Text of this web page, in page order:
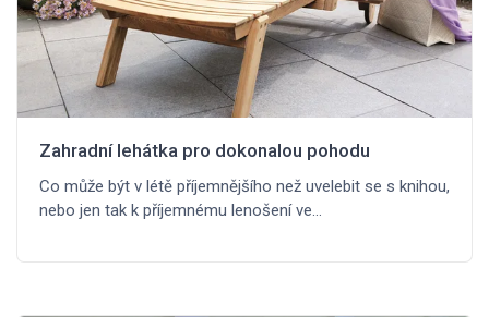
Zahradní lehátka pro dokonalou pohodu
Co může být v létě příjemnějšího než uvelebit se s knihou,
nebo jen tak k příjemnému lenošení ve…